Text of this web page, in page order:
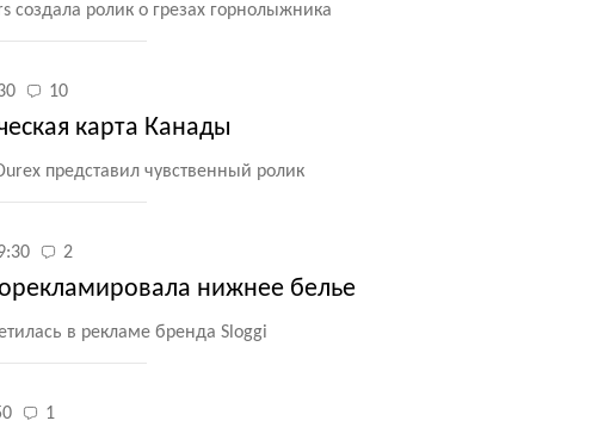
создала ролик о грезах горнолыжника
10
карта Канады
представил чувственный ролик
2
нижнее белье
в рекламе бренда Sloggi
1